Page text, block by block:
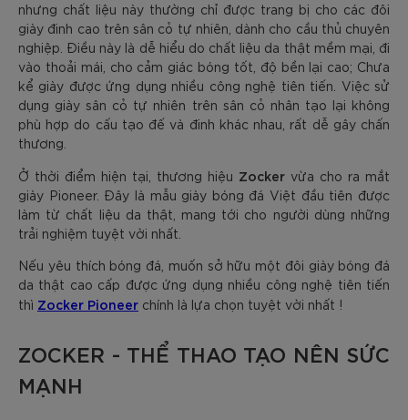
nhưng chất liệu này thường chỉ được trang bị cho các đôi
giày đinh cao trên sân cỏ tự nhiên, dành cho cầu thủ chuyên
nghiệp. Điều này là dễ hiểu do chất liệu da thật mềm mại, đi
vào thoải mái, cho cảm giác bóng tốt, độ bền lại cao; Chưa
kể giày được ứng dụng nhiều công nghệ tiên tiến. Việc sử
dụng giày sân cỏ tự nhiên trên sân cỏ nhân tạo lại không
phù hợp do cấu tạo đế và đinh khác nhau, rất dễ gây chấn
thương.
Ở thời điểm hiện tại, thương hiệu Zocker vừa cho ra mắt
giày Pioneer. Đây là mẫu giày bóng đá Việt đầu tiên được
làm từ chất liệu da thật, mang tới cho người dùng những
trải nghiệm tuyệt vời nhất.
Nếu yêu thích bóng đá, muốn sở hữu một đôi giày bóng đá
da thật cao cấp được ứng dụng nhiều công nghệ tiên tiến
thì Zocker Pioneer chính là lựa chọn tuyệt vời nhất !
ZOCKER - THỂ THAO TẠO NÊN SỨC
MẠNH